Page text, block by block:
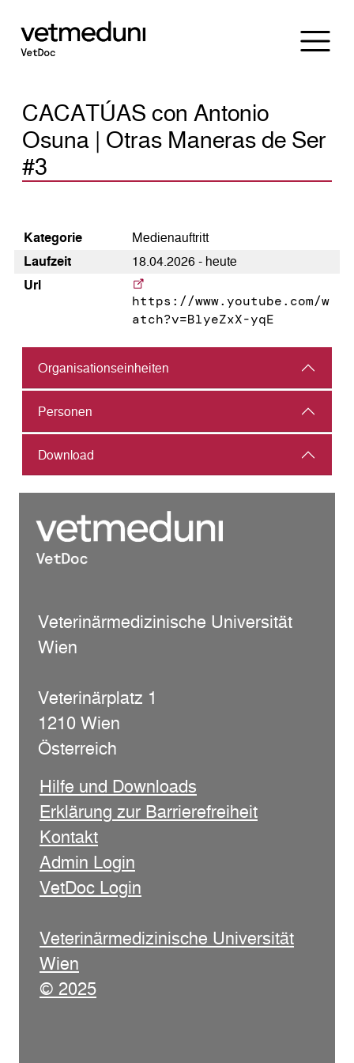
CACATÚAS con Antonio
Osuna | Otras Maneras de Ser
#3
Kategorie
Medienauftritt
Laufzeit
18.04.2026 - heute
Url
https://www.youtube.com/w
atch?v=BlyeZxX-yqE
Organisations­einheiten
Personen
Download
Veterinärmedizinische Universität
Wien
Veterinärplatz 1
1210 Wien
Österreich
Hilfe und Downloads
Erklärung zur Barrierefreiheit
Kontakt
Admin Login
VetDoc Login
Veterinärmedizinische Universität
Wien
© 2025